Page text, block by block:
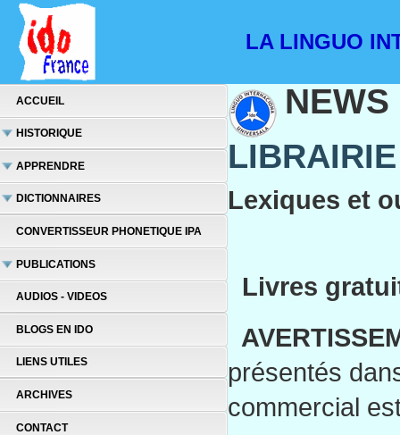
LA LINGUO
ACCUEIL
HISTORIQUE
APPRENDRE
DICTIONNAIRES
CONVERTISSEUR PHONETIQUE IPA
PUBLICATIONS
AUDIOS - VIDEOS
BLOGS EN IDO
LIENS UTILES
ARCHIVES
CONTACT
NEWS
Lexiques et
Livres
présentés
commercial